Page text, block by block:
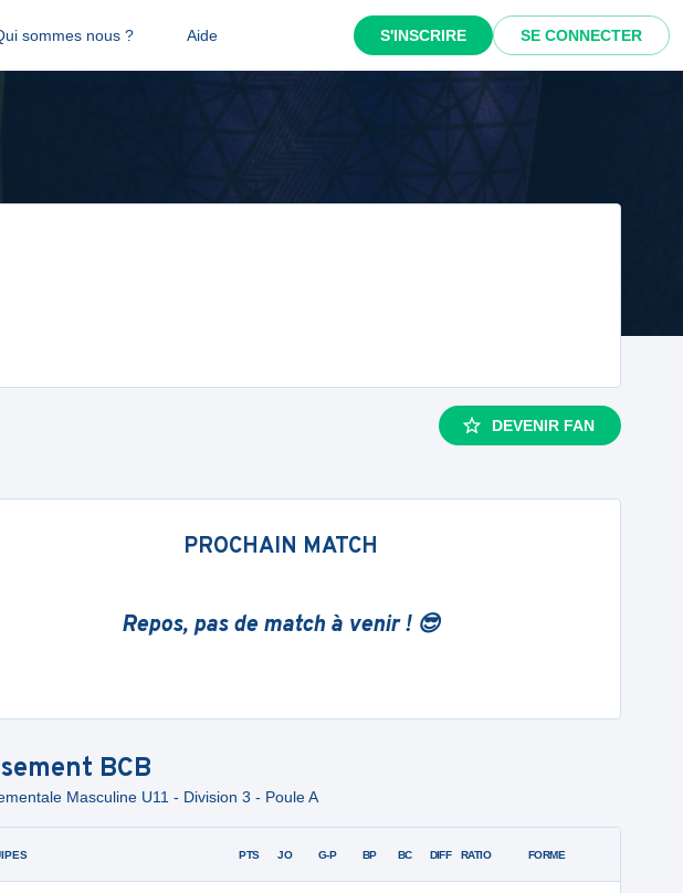
sommes nous ? Aide S'INSCRIRE SE CONNECTER
DEVENIR FAN
PROCHAIN MATCH
Repos, pas de match à venir ! 😎
BCB
Masculine U11 - Division 3 - Poule A
PTS JO G-P BP BC DIFF RATIO FORME